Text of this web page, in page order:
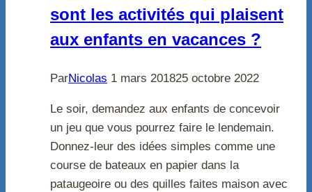
sont les activités qui plaisent
aux enfants en vacances ?
ParNicolas 1 mars 201825 octobre 2022
Le soir, demandez aux enfants de concevoir
un jeu que vous pourrez faire le lendemain.
Donnez-leur des idées simples comme une
course de bateaux en papier dans la
pataugeoire ou des quilles faites maison avec